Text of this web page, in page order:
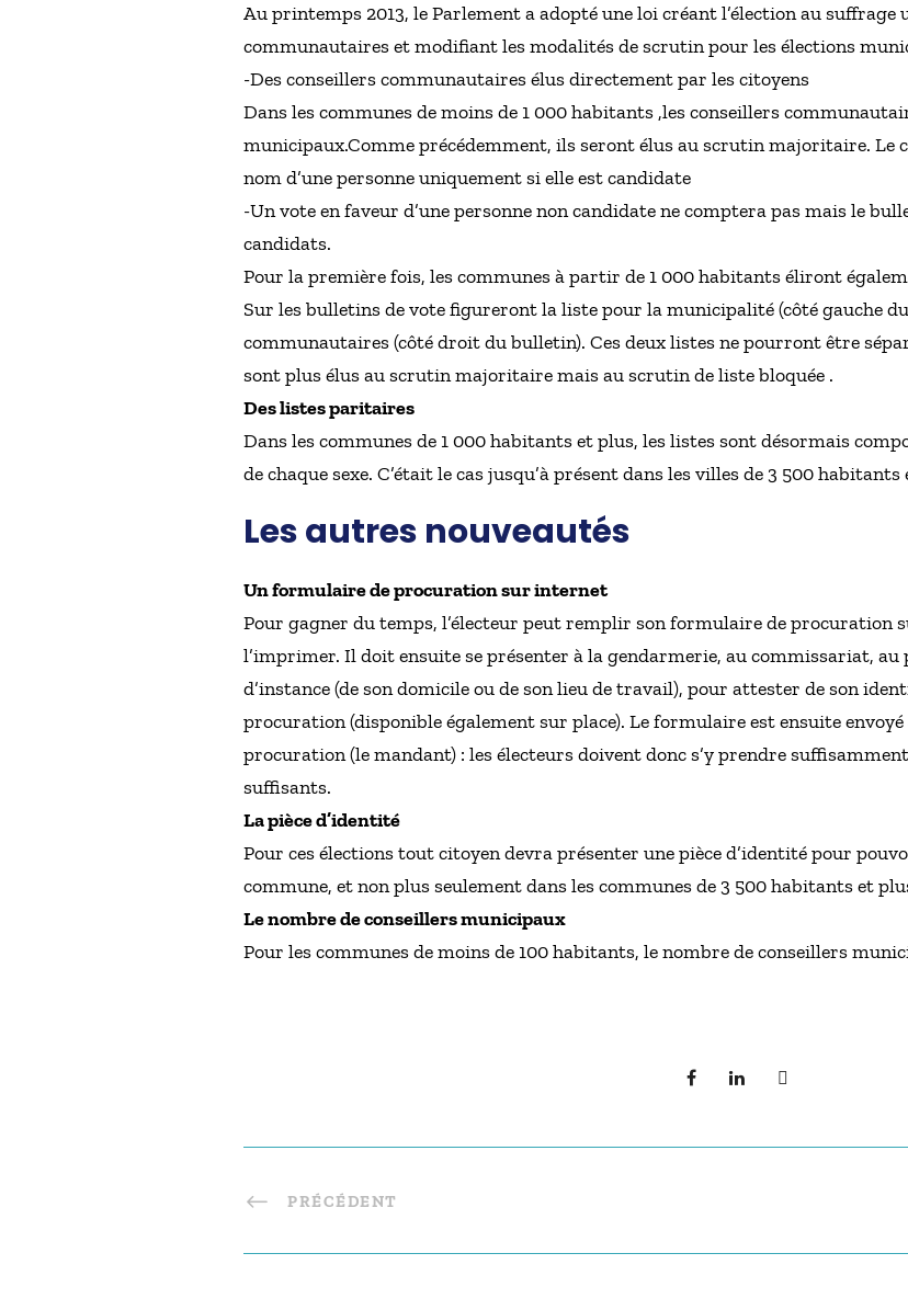
Au printemps 2013, le Parlement a adopté une loi créant l’élection au suffrage
communautaires et modifiant les modalités de scrutin pour les élections
-Des conseillers communautaires élus directement par les citoyens
Dans les communes de moins de 1 000 habitants ,les conseillers
municipaux.Comme précédemment, ils seront élus au scrutin majoritaire. Le
nom d’une personne uniquement si elle est candidate
-Un vote en faveur d’une personne non candidate ne comptera pas mais le
candidats.
Pour la première fois, les communes à partir de 1 000 habitants éliront
Sur les bulletins de vote figureront la liste pour la municipalité (côté gauche
communautaires (côté droit du bulletin). Ces deux listes ne pourront être
sont plus élus au scrutin majoritaire mais au scrutin de liste bloquée .
Des listes paritaires
Dans les communes de 1 000 habitants et plus, les listes sont désormais
de chaque sexe. C’était le cas jusqu’à présent dans les villes de 3 500 habitants
Les autres nouveautés
Un formulaire de procuration sur internet
Pour gagner du temps, l’électeur peut remplir son formulaire de procuration
l’imprimer. Il doit ensuite se présenter à la gendarmerie, au commissariat,
d’instance (de son domicile ou de son lieu de travail), pour attester de son
procuration (disponible également sur place). Le formulaire est ensuite
procuration (le mandant) : les électeurs doivent donc s’y prendre
suffisants.
La pièce d’identité
Pour ces élections tout citoyen devra présenter une pièce d’identité pour
commune, et non plus seulement dans les communes de 3 500 habitants et
Le nombre de conseillers municipaux
Pour les communes de moins de 100 habitants, le nombre de conseillers
PRÉCÉDENT